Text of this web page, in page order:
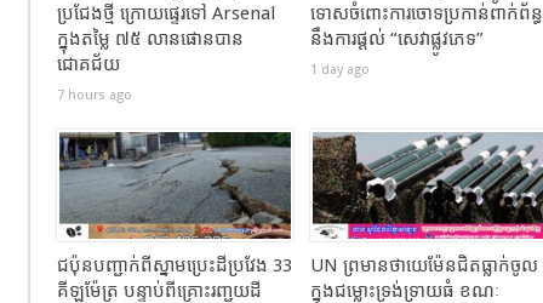
ប្រជែងថ្មី ក្រោយផ្ទេរទៅ Arsenal
ក្នុងតម្លៃ ៧៥ លានផោនបាន
ជោគជ័យ
7 hours ago
ទោសចំពោះការចោទប្រកាន់ពាក់ព័ន្ធ
នឹងការផ្តល់ “សេវាផ្លូវភេទ”
1 day ago
ជប៉ុនបញ្ជាក់ពីស្នាមប្រេះដីប្រវែង 33
គីឡូម៉ែត្រ បន្ទាប់ពីគ្រោះរញ្ជួយដី
UN ព្រមានថាយេម៉ែនជិតធ្លាក់ចូល
ក្នុងជម្លោះទ្រង់ទ្រាយធំ ខណៈ